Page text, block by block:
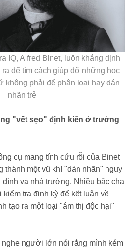
IQ, Alfred Binet, luôn khẳng định
để tìm cách giúp đỡ những học
không phải để phân loại hay dán
nhãn trẻ
"vết sẹo" định kiến ở trường
cụ mang tính cứu rỗi của Binet
thành một vũ khí "dán nhãn" nguy
đình và nhà trường. Nhiều bậc cha
kiểm tra định kỳ để kết luận về
tạo ra một loại "ám thị độc hại"
nghe người lớn nói rằng mình kém